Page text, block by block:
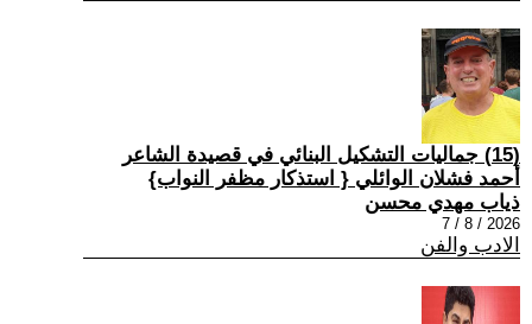
(15) جماليات التشكيل البنائي في قصيدة الشاعر
أحمد فشلان الوائلي { استذكار مظفر النواب}
ذياب مهدي محسن
2026 / 8 / 7
الادب والفن